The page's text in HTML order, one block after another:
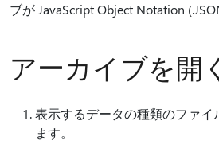
ブが JavaScript Object Notation
アーカイブを開
表示するデータの種類のファイ
ます。